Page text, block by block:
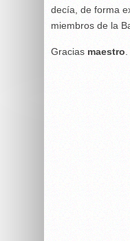
decía, de forma
miembros de la
Gracias maestro